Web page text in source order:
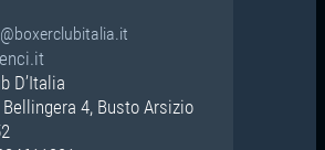
D’Italia
Bellingera 4, Busto Arsizio